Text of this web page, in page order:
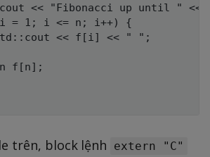
<< "Fibonacci up until " <<
= 1; i <= n; i++) {
<< f[i] << " ";
f[n];
trên, block lệnh extern "C"